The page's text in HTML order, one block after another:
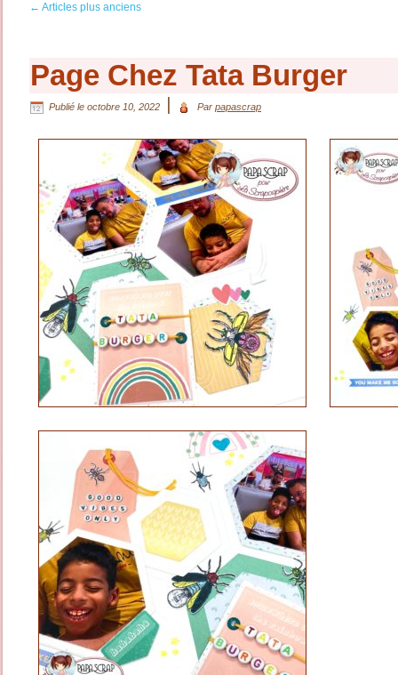
← Articles plus anciens
Page Chez Tata Burger
Publié le octobre 10, 2022 Par papascrap